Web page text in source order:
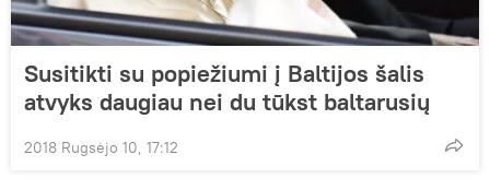
Susitikti su popiežiumi į Baltijos šalis
atvyks daugiau nei du tūkst baltarusių
2018 Rugsėjo 10, 17:12